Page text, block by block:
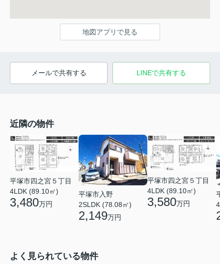
地図アプリで見る
メールで共有する LINEで共有する
近隣の物件
平塚市四之宮５丁目
4LDK (89.10㎡)
3,480万円
平塚市入野
2SLDK (78.08㎡)
2,149万円
平塚市四之宮５丁目
4LDK (89.10㎡)
3,580万円
よく見られている物件